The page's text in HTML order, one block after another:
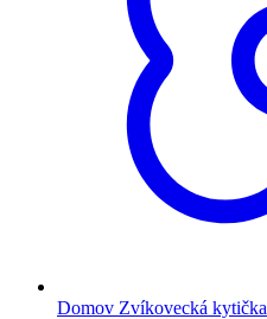
Domov Zvíkovecká kytička